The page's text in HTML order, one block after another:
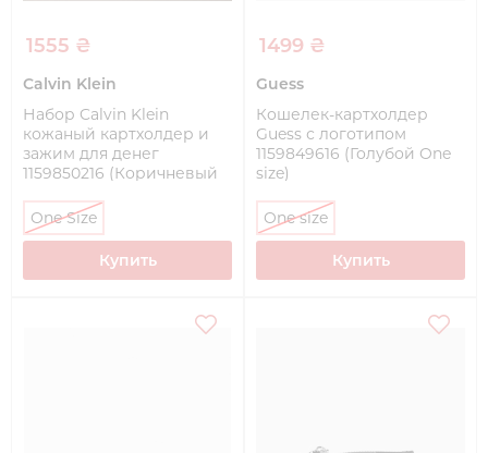
1555 ₴
Calvin Klein
Набор Calvin Klein
кожаный картхолдер и
зажим для денег
1159850216 (Коричневый
One Size
Купить
1499 ₴
Guess
Кошелек-картхолдер
Guess с логотипом
1159849616 (Голубой One
size)
One size
Купить